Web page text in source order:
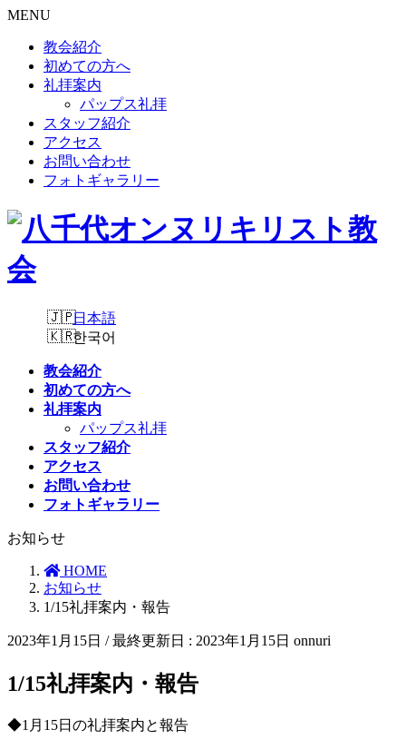
MENU
教会紹介
初めての方へ
礼拝案内
パップス礼拝
スタッフ紹介
アクセス
お問い合わせ
フォトギャラリー
日本語
한국어
教会紹介
初めての方へ
礼拝案内
パップス礼拝
スタッフ紹介
アクセス
お問い合わせ
フォトギャラリー
お知らせ
HOME
お知らせ
1/15礼拝案内・報告
2023年1月15日 / 最終更新日 : 2023年1月15日 onnuri
1/15礼拝案内・報告
◆1月15日の礼拝案内と報告